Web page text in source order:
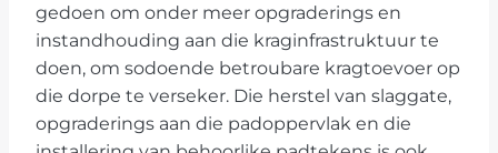
gedoen om onder meer opgraderings en
instandhouding aan die kraginfrastruktuur te
doen, om sodoende betroubare kragtoevoer op
die dorpe te verseker. Die herstel van slaggate,
opgraderings aan die padoppervlak en die